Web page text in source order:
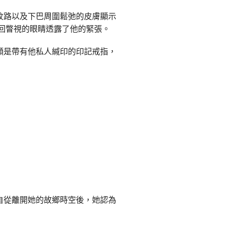
以及下巴周圍鬆弛的皮膚顯示
視的眼睛透露了他的緊張。
帶有他私人緘印的印記戒指，
離開她的故鄉時空後，她認為